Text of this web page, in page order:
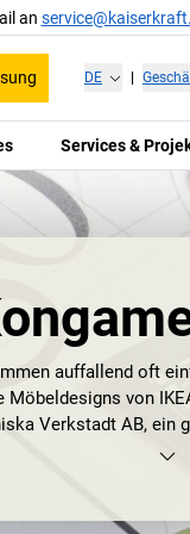
an
DE
Services &
auffallend oft
Möbeldesigns von
Verkstadt AB, ein
Einfach und
Varianten wie